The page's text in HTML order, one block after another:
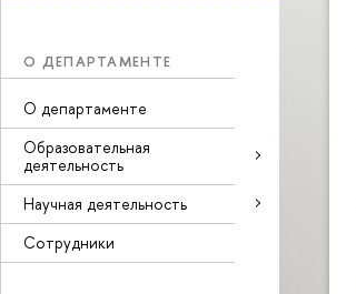
О ДЕПАРТАМЕНТЕ
О департаменте
Образовательная
деятельность
Научная деятельность
Сотрудники